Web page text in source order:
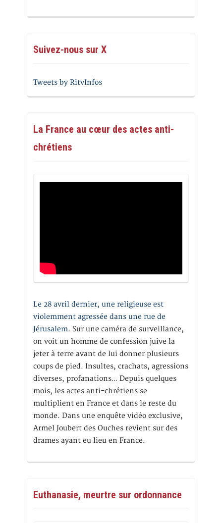
Suivez-nous sur X
Tweets by RitvInfos
La France au cœur des actes anti-
chrétiens
Le 28 avril dernier, une religieuse est
violemment agressée dans une rue de
Jérusalem. Sur une caméra de surveillance,
on voit un homme de confession juive la
jeter à terre avant de lui donner plusieurs
coups de pied. Insultes, crachats, agressions
diverses, profanations… Depuis quelques
mois, les actes anti-chrétiens se
multiplient en France et dans le reste du
monde. Dans une enquête vidéo exclusive,
Armel Joubert des Ouches revient sur des
drames ayant eu lieu en France.
Euthanasie, meurtre sur ordonnance